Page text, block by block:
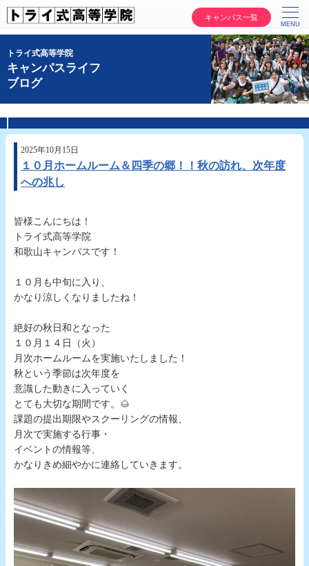
キャンパス一覧
トライ式高等学院
キャンパスライフ
ブログ
2025年10月15日
１０月ホームルーム＆四季の郷！！秋の訪れ、次年度
への兆し
皆様こんにちは！
トライ式高等学院
和歌山キャンパスです！
１０月も中旬に入り、
かなり涼しくなりましたね！
絶好の秋日和となった
１０月１４日（火）
月次ホームルームを実施いたしました！
秋という季節は次年度を
意識した動きに入っていく
とても大切な期間です。🌰
課題の提出期限やスクーリングの情報、
月次で実施する行事・
イベントの情報等、
かなりきめ細やかに連絡していきます。